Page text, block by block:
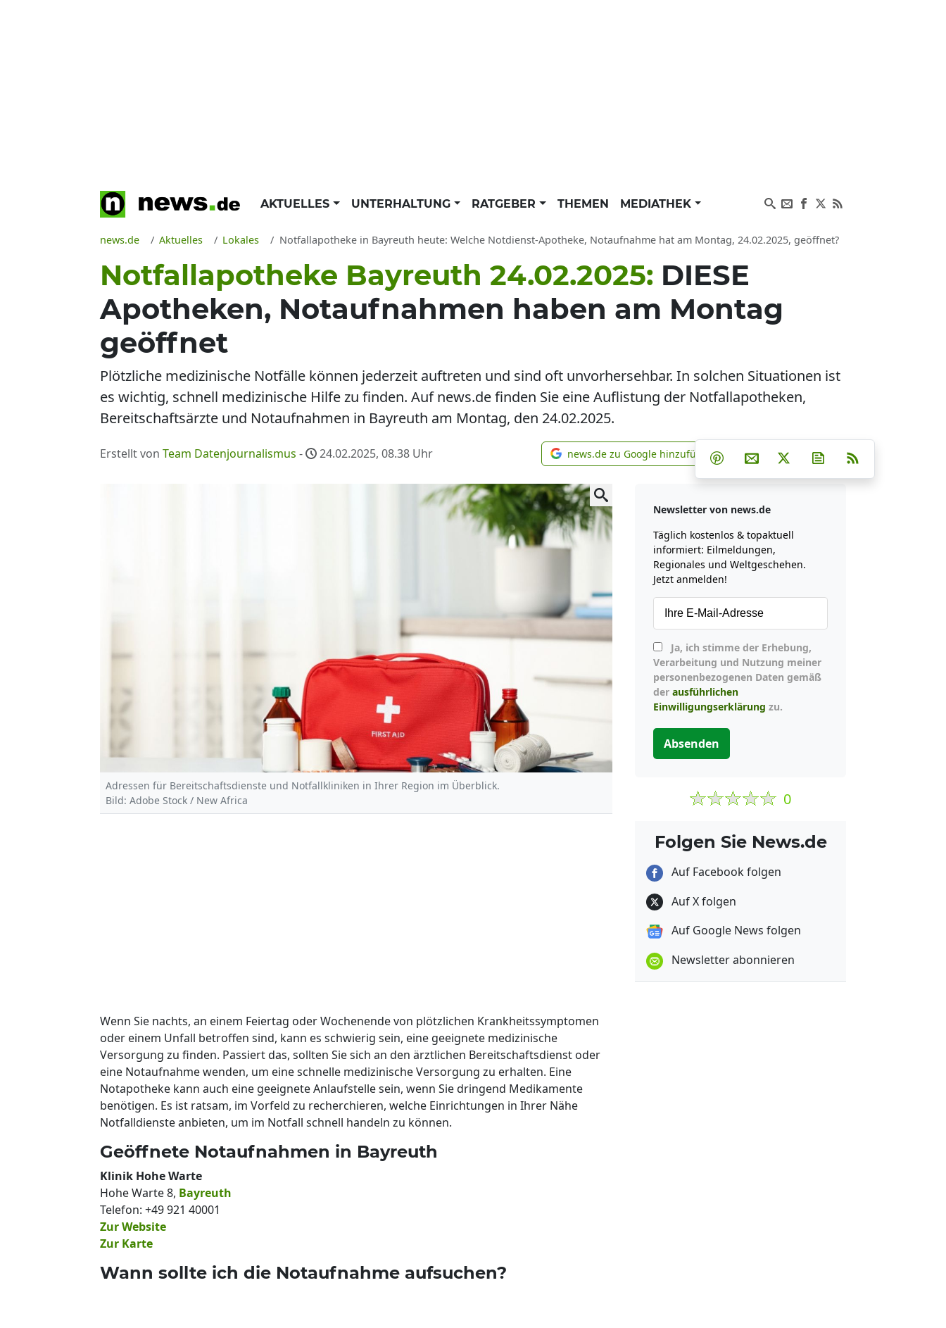
AKTUELLES UNTERHALTUNG RATGEBER THEMEN MEDIATHEK
news.de Aktuelles Lokales Notfallapotheke in Bayreuth heute: Welche Notdienst-Apotheke, Notaufnahme hat am Montag, 24.02.2025, geöffnet?
Notfallapotheke Bayreuth 24.02.2025: DIESE
Apotheken, Notaufnahmen haben am Montag
geöffnet
Plötzliche medizinische Notfälle können jederzeit auftreten und sind oft unvorhersehbar. In solchen Situationen ist
es wichtig, schnell medizinische Hilfe zu finden. Auf news.de finden Sie eine Auflistung der Notfallapotheken,
Bereitschaftsärzte und Notaufnahmen in Bayreuth am Montag, den 24.02.2025.
Erstellt von Team Datenjournalismus - 24.02.2025, 08.38 Uhr news.de zu Google hinzufügen
news.de zu Google hinzufügen Teilen auf Facebook
Teilen auf Whatsapp
Teilen auf Telegram
Teilen auf Pinterest
Per E-Mail teilen
Post auf XNewsletter
Adressen für Bereitschaftsdienste und Notfallkliniken in Ihrer Region im Überblick.
Bild: Adobe Stock / New Africa
Wenn Sie nachts, an einem Feiertag oder Wochenende von plötzlichen Krankheitssymptomen
oder einem Unfall betroffen sind, kann es schwierig sein, eine geeignete medizinische
Versorgung zu finden. Passiert das, sollten Sie sich an den ärztlichen Bereitschaftsdienst oder
eine Notaufnahme wenden, um eine schnelle medizinische Versorgung zu erhalten. Eine
Notapotheke kann auch eine geeignete Anlaufstelle sein, wenn Sie dringend Medikamente
benötigen. Es ist ratsam, im Vorfeld zu recherchieren, welche Einrichtungen in Ihrer Nähe
Notfalldienste anbieten, um im Notfall schnell handeln zu können.
Geöffnete Notaufnahmen in Bayreuth
Klinik Hohe Warte
Hohe Warte 8, Bayreuth
Telefon: +49 921 40001
Zur Website
Zur Karte
Wann sollte ich die Notaufnahme aufsuchen?
Newsletter von news.de
Täglich kostenlos & topaktuell
informiert: Eilmeldungen,
Regionales und Weltgeschehen.
Jetzt anmelden!
Verarbeitung und Nutzung meiner
personenbezogenen Daten gemäß
der ausführlichen
Einwilligungserklärung zu.
Absenden
0
Folgen Sie News.de
Auf Facebook folgen
Auf X folgen
Auf Google News folgen
Newsletter abonnieren